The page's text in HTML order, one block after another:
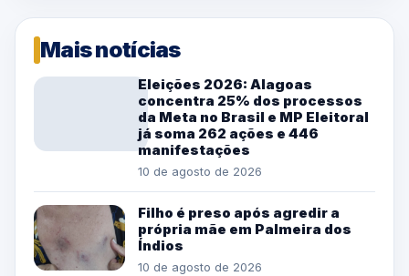
Mais notícias
Eleições 2026: Alagoas
concentra 25% dos processos
da Meta no Brasil e MP Eleitoral
já soma 262 ações e 446
manifestações
10 de agosto de 2026
Filho é preso após agredir a
própria mãe em Palmeira dos
Índios
10 de agosto de 2026